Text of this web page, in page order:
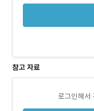
참고 자료
로그인해서